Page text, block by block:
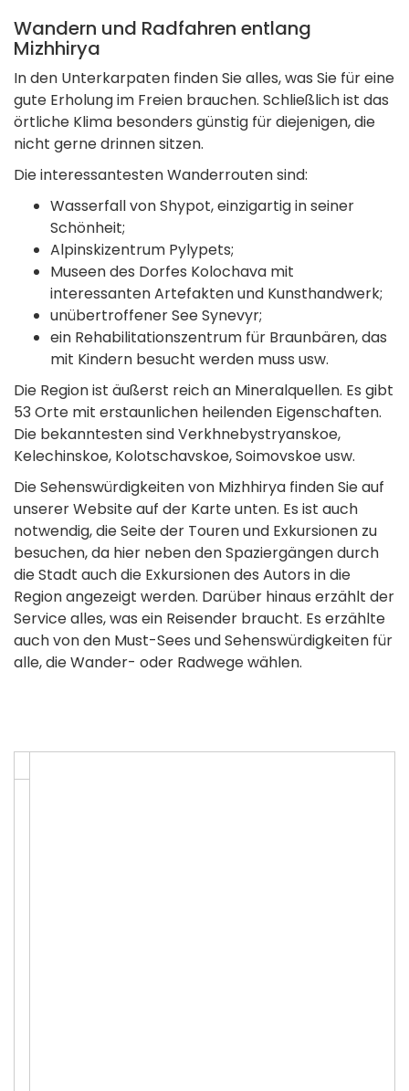
Wandern und Radfahren entlang
Mizhhirya
In den Unterkarpaten finden Sie alles, was Sie für eine
gute Erholung im Freien brauchen. Schließlich ist das
örtliche Klima besonders günstig für diejenigen, die
nicht gerne drinnen sitzen.
Die interessantesten Wanderrouten sind:
Wasserfall von Shypot, einzigartig in seiner
Schönheit;
Alpinskizentrum Pylypets;
Museen des Dorfes Kolochava mit
interessanten Artefakten und Kunsthandwerk;
unübertroffener See Synevyr;
ein Rehabilitationszentrum für Braunbären, das
mit Kindern besucht werden muss usw.
Die Region ist äußerst reich an Mineralquellen. Es gibt
53 Orte mit erstaunlichen heilenden Eigenschaften.
Die bekanntesten sind Verkhnebystryanskoe,
Kelechinskoe, Kolotschavskoe, Soimovskoe usw.
Die Sehenswürdigkeiten von Mizhhirya finden Sie auf
unserer Website auf der Karte unten. Es ist auch
notwendig, die Seite der Touren und Exkursionen zu
besuchen, da hier neben den Spaziergängen durch
die Stadt auch die Exkursionen des Autors in die
Region angezeigt werden. Darüber hinaus erzählt der
Service alles, was ein Reisender braucht. Es erzählte
auch von den Must-Sees und Sehenswürdigkeiten für
alle, die Wander- oder Radwege wählen.